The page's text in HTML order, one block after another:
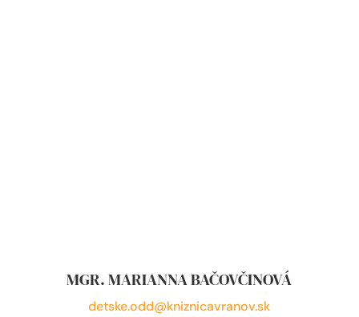
MGR. MARIANNA BAČOVČINOVÁ
detske.odd@kniznicavranov.sk